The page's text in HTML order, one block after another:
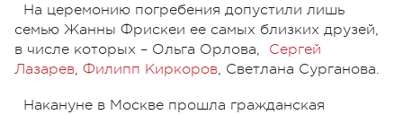
На церемонию погребения допустили лишь
семью Жанны Фрискеи ее самых близких друзей,
в числе которых – Ольга Орлова, Сергей
Лазарев, Филипп Киркоров, Светлана Сурганова.
Накануне в Москве прошла гражданская